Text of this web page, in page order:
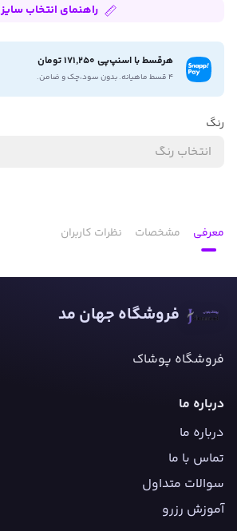
راهنمای انتخاب سایز
هرقسط با اسنپ‌پی 171,250 تومان
۴ قسط ماهیانه. بدون سود،چک و ضامن.
رنگ
انتخاب رنگ
معرفی مشخصات نظرات کاربران
فروشگاه جهان مد
فروشگاه پوشاک
درباره ما
درباره ما
تماس با ما
سوالات متداول
آموزش رزرو